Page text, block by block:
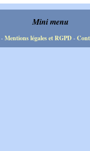
Mini menu
-Mentions légales et RGPD-